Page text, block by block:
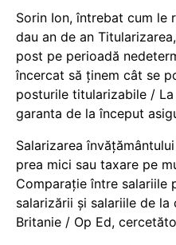
Sorin Ion, întrebat cum le
dau an de an
post pe perioadă
încercat să ținem cât se
posturile titularizabile /
garanta de la început
Salarizarea
prea mici sau taxare pe
Comparație între salariile
salarizării și salariile de
Britanie / Op Ed,